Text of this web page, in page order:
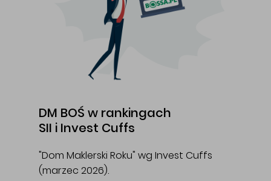
DM BOŚ w rankingach
SII i Invest Cuffs
"Dom Maklerski Roku" wg Invest Cuffs
(marzec 2026).